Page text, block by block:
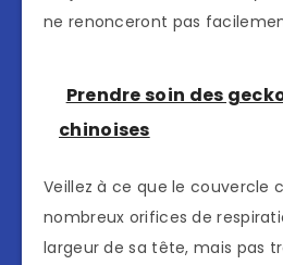
ne renonceront pas
Prendre soin des
chinoises
Veillez à ce que le couvercle
nombreux orifices de
largeur de sa tête, mais pas